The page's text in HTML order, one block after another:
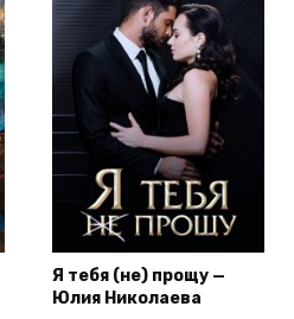
Я тебя (не) прощу —
Юлия Николаева